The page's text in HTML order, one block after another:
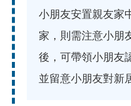
小朋友安置親友家
家，則需注意小朋
後，可帶領小朋友
並留意小朋友對新